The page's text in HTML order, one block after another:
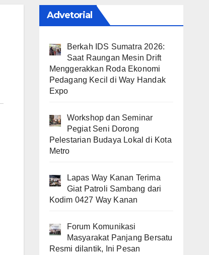
Advetorial
Berkah IDS Sumatra 2026:
Saat Raungan Mesin Drift
Menggerakkan Roda Ekonomi
Pedagang Kecil di Way Handak
Expo
Workshop dan Seminar
Pegiat Seni Dorong
Pelestarian Budaya Lokal di Kota
Metro
Lapas Way Kanan Terima
Giat Patroli Sambang dari
Kodim 0427 Way Kanan
Forum Komunikasi
Masyarakat Panjang Bersatu
Resmi dilantik, Ini Pesan